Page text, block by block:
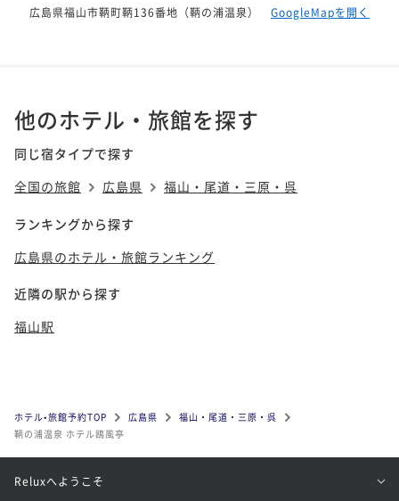
広島県福山市鞆町鞆136番地（鞆の浦温泉） GoogleMapを開く
他のホテル・旅館を探す
同じ宿タイプで探す
全国の旅館
広島県 福山・尾道・三原・呉
ランキングから探す
広島県のホテル・旅館ランキング
近隣の駅から探す
福山駅
ホテル•旅館予約TOP 広島県
福山・尾道・三原・呉
鞆の浦温泉 ホテル鴎風亭
Reluxへようこそ